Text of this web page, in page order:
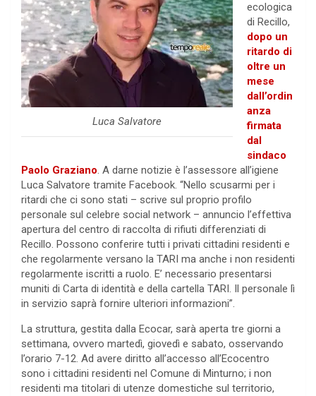
Luca Salvatore
ecologica
di Recillo,
dopo un
ritardo di
oltre un
mese
dall’ordin
anza
firmata
dal
sindaco
Paolo Graziano. A darne notizie è l’assessore all’igiene
Luca Salvatore tramite Facebook. “Nello scusarmi per i
ritardi che ci sono stati – scrive sul proprio profilo
personale sul celebre social network – annuncio l’effettiva
apertura del centro di raccolta di rifiuti differenziati di
Recillo. Possono conferire tutti i privati cittadini residenti e
che regolarmente versano la TARI ma anche i non residenti
regolarmente iscritti a ruolo. E’ necessario presentarsi
muniti di Carta di identità e della cartella TARI. Il personale lì
in servizio saprà fornire ulteriori informazioni”.
La struttura, gestita dalla Ecocar, sarà aperta tre giorni a
settimana, ovvero martedì, giovedì e sabato, osservando
l’orario 7-12. Ad avere diritto all’accesso all’Ecocentro
sono i cittadini residenti nel Comune di Minturno; i non
residenti ma titolari di utenze domestiche sul territorio,